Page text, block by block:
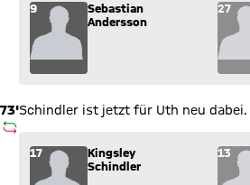
Wechsel: Sebastian Andersson (9)
9
Sebastian
Andersson
27
73'
AUSWECHSLUNG
Schindler ist jetzt für Uth neu dabei.
Wechsel: Kingsley Schindler (17)
17
Kingsley
Schindler
13